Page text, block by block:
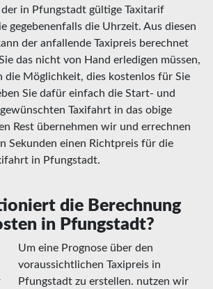
der in Pfungstadt gültige Taxitarif
gegebenenfalls die Uhrzeit. Aus diesen
der anfallende Taxipreis berechnet
das nicht von Hand erledigen müssen,
die Möglichkeit, dies kostenlos für Sie
Sie dafür einfach die Start- und
Taxifahrt in das obige
Rest übernehmen wir und errechnen
Sekunden einen Richtpreis für die
in Pfungstadt.
die Berechnung
in Pfungstadt?
Um eine Prognose über den
voraussichtlichen Taxipreis in
Pfungstadt zu erstellen. nutzen wir